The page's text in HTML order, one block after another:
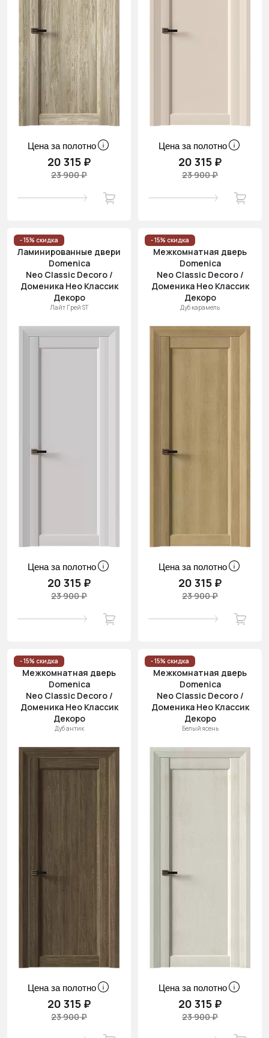
Цена за полотно
20 315 ₽
23 900 ₽
Цена за полотно
20 315 ₽
23 900 ₽
- 15% скидка
Ламинированные двери
Domenica
Neo Classic Decoro /
Доменика Нео Классик
Декоро
Лайт Грей ST
Цена за полотно
20 315 ₽
23 900 ₽
- 15% скидка
Межкомнатная дверь
Domenica
Neo Classic Decoro /
Доменика Нео Классик
Декоро
Дуб карамель
Цена за полотно
20 315 ₽
23 900 ₽
- 15% скидка
Межкомнатная дверь
Domenica
Neo Classic Decoro /
Доменика Нео Классик
Декоро
Дуб антик
Цена за полотно
20 315 ₽
23 900 ₽
- 15% скидка
Межкомнатная дверь
Domenica
Neo Classic Decoro /
Доменика Нео Классик
Декоро
Белый ясень
Цена за полотно
20 315 ₽
23 900 ₽